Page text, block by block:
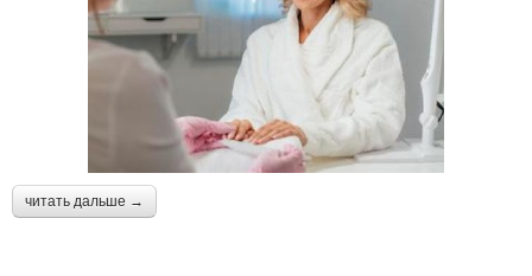
читать дальше →